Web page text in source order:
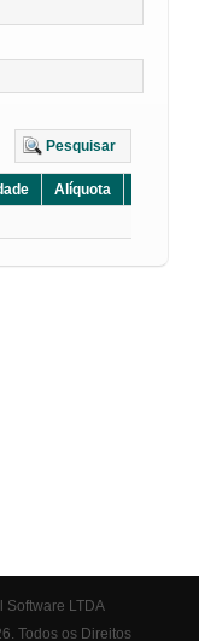
Pesquisar
Alíquota
Software LTDA
Todos os Direitos